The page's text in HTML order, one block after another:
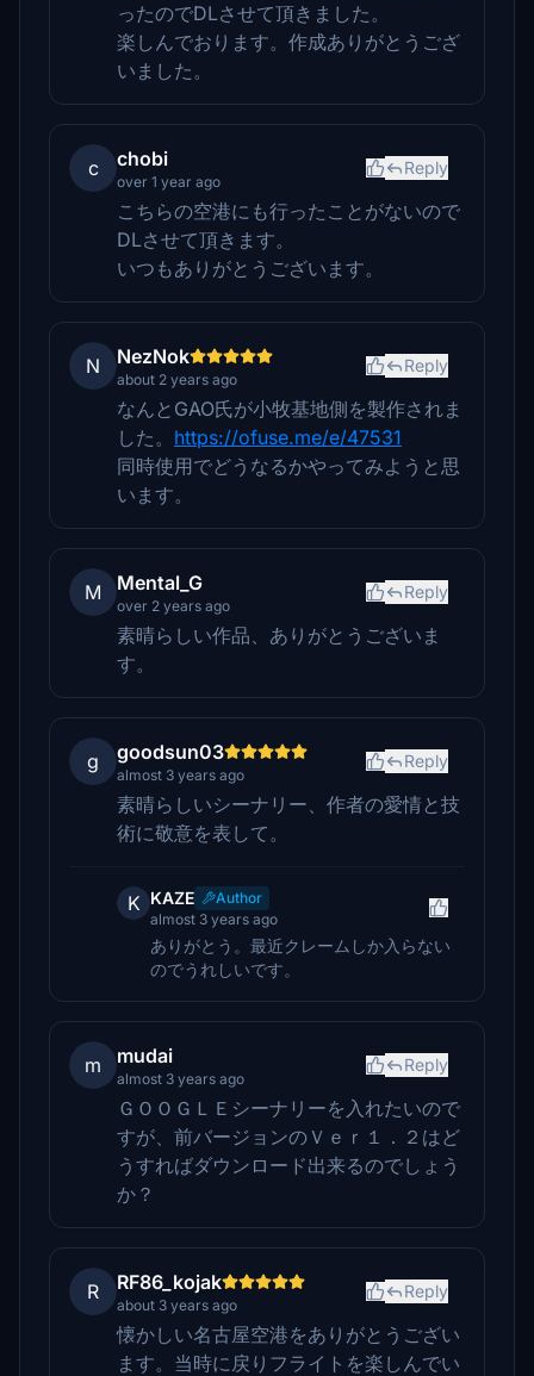
ったのでDLさせて頂きました。
楽しんでおります。作成ありがとうござ
いました。
c chobi
over 1 year ago
Reply
こちらの空港にも行ったことがないので
DLさせて頂きます。
いつもありがとうございます。
N NezNok
about 2 years ago
Reply
なんとGAO氏が小牧基地側を製作されま
した。 https://ofuse.me/e/47531
同時使用でどうなるかやってみようと思
います。
M Mental_G
over 2 years ago
Reply
素晴らしい作品、ありがとうございま
す。
g goodsun03
almost 3 years ago
Reply
素晴らしいシーナリー、作者の愛情と技
術に敬意を表して。
K KAZE
Author
almost 3 years ago
ありがとう。最近クレームしか入らない
のでうれしいです。
m mudai
almost 3 years ago
Reply
ＧＯＯＧＬＥシーナリーを入れたいので
すが、前バージョンのＶｅｒ１．２はど
うすればダウンロード出来るのでしょう
か？
R RF86_kojak
about 3 years ago
Reply
懐かしい名古屋空港をありがとうござい
ます。当時に戻りフライトを楽しんでい